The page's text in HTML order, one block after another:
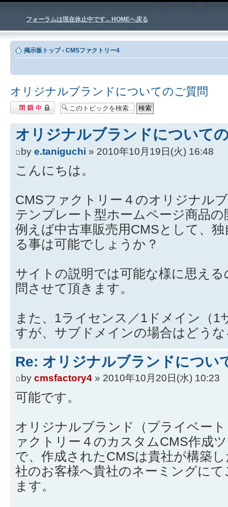
フォーラムは現在休止中です... HOMEへ戻る
sp;
掲示板トップ ‹ CMSファクトリー4
オリジナルブランドについてのご質問
閉鎖中トピック
オリジナルブランドについて
by e.taniguchi » 2010年10月19日(火) 16:48
こんにちは。
CMSファクトリー４のオリジナル
テンプレート型ホームページ商品
例えば中古車販売用CMSとして、
る事は可能でしょうか？
サイトの説明では可能な様に思え
問させて頂きます。
また、1ライセンス／1ドメイン（1
すが、サブドメインの場合はどう
Re: オリジナルブランドについ
by cmsfactory4 » 2010年10月20日(水) 10:23
可能です。
オリジナルブランド（プライベー
ァクトリー４のカスタムCMS作成
で、作成されたCMSは貴社が構築
社のお客様へ貴社のネーミングに
ます。